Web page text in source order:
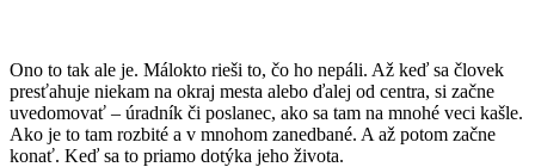
Ono to tak ale je. Málokto rieši to, čo ho nepáli. Až keď sa človek
presťahuje niekam na okraj mesta alebo ďalej od centra, si začne
uvedomovať – úradník či poslanec, ako sa tam na mnohé veci kašle.
Ako je to tam rozbité a v mnohom zanedbané. A až potom začne
konať. Keď sa to priamo dotýka jeho života.